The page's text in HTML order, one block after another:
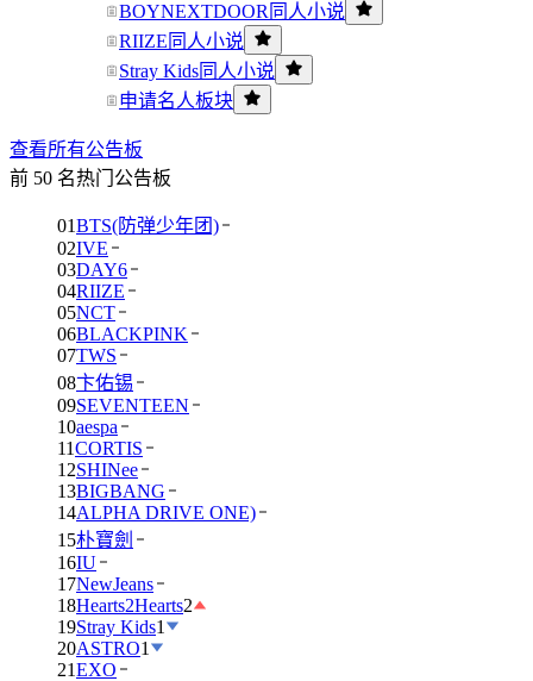
BOYNEXTDOOR同人小说
RIIZE同人小说
Stray Kids同人小说
申请名人板块
查看所有公告板
前 50 名热门公告板
01BTS(防弹少年团)
02IVE
03DAY6
04RIIZE
05NCT
06BLACKPINK
07TWS
08卞佑锡
09SEVENTEEN
10aespa
11CORTIS
12SHINee
13BIGBANG
14ALPHA DRIVE ONE)
15朴寶劍
16IU
17NewJeans
18Hearts2Hearts2
19Stray Kids1
20ASTRO1
21EXO